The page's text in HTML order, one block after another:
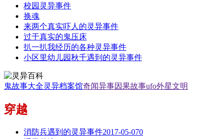
校园灵异事件
换魂
来两个真实吓人的灵异事件
过于真实的鬼压床
扒一扒我经历的各种灵异事件
小区里幼儿园秋千遇到的灵异事件
鬼故事大全灵异档案馆奇闻异事因果故事ufo外星文明
穿越
消防兵遇到的灵异事件2017-05-070